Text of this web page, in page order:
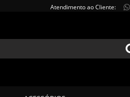
Atendimento ao Cliente: